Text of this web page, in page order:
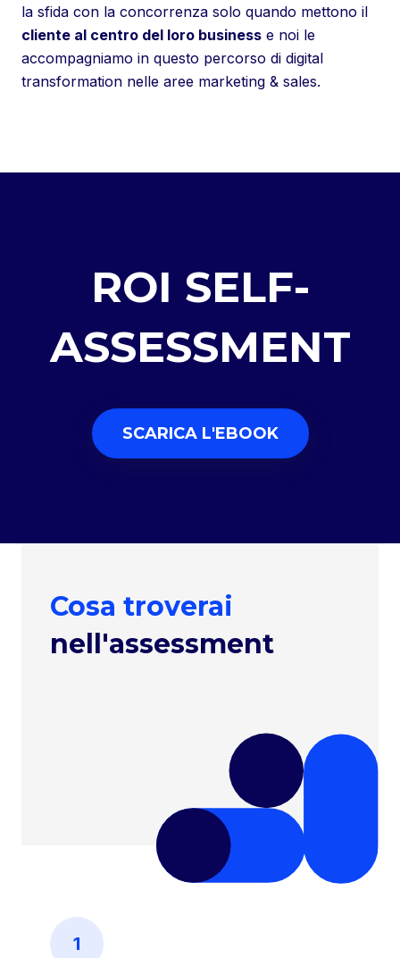
la sfida con la concorrenza solo quando mettono il
cliente al centro del loro business e noi le
accompagniamo in questo percorso di digital
transformation nelle aree marketing & sales.
ROI SELF-
ASSESSMENT
SCARICA L'EBOOK
Cosa troverai
nell'assessment